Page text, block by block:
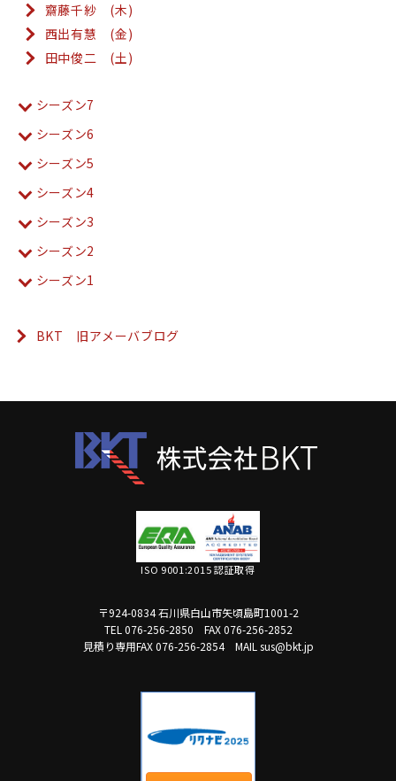
齋藤千紗 (木)
西出有慧 (金)
田中俊二 (土)
シーズン7
シーズン6
シーズン5
シーズン4
シーズン3
シーズン2
シーズン1
BKT 旧アメーバブログ
ISO 9001:2015 認証取得
〒924-0834 石川県白山市矢頃島町1001-2
TEL 076-256-2850
FAX 076-256-2852
見積り専用FAX 076-256-2854
MAIL sus@bkt.jp